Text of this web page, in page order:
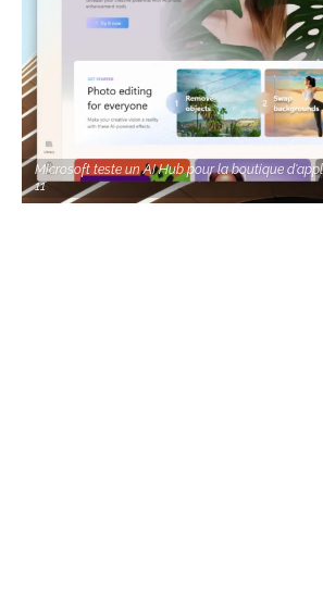
Microsoft teste un AI Hub pour la boutique
11